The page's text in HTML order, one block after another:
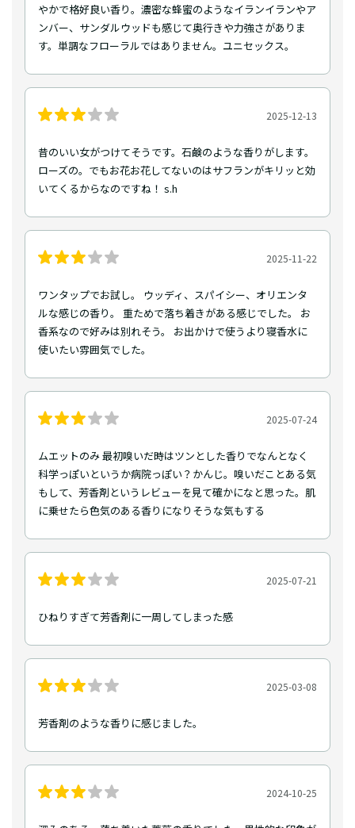
やかで格好良い香り。濃密な蜂蜜のようなイランイランやア
ンバー、サンダルウッドも感じて奥行きや力強さがありま
す。単調なフローラルではありません。ユニセックス。
2025-12-13
昔のいい女がつけてそうです。石鹸のような香りがします。
ローズの。でもお花お花してないのはサフランがキリッと効
いてくるからなのですね！ s.h
2025-11-22
ワンタップでお試し。 ウッディ、スパイシー、オリエンタ
ルな感じの香り。 重ためで落ち着きがある感じでした。 お
香系なので好みは別れそう。 お出かけで使うより寝香水に
使いたい雰囲気でした。
2025-07-24
ムエットのみ 最初嗅いだ時はツンとした香りでなんとなく
科学っぽいというか病院っぽい？かんじ。嗅いだことある気
もして、芳香剤というレビューを見て確かになと思った。肌
に乗せたら色気のある香りになりそうな気もする
2025-07-21
ひねりすぎて芳香剤に一周してしまった感
2025-03-08
芳香剤のような香りに感じました。
2024-10-25